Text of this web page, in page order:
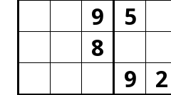
9
5
8
9
2